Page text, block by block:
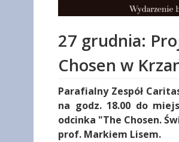
27 grudnia:
Chosen w
Parafialny Zespół
na godz. 18.00 do
odcinka "The Chosen.
prof. Markiem Lisem.